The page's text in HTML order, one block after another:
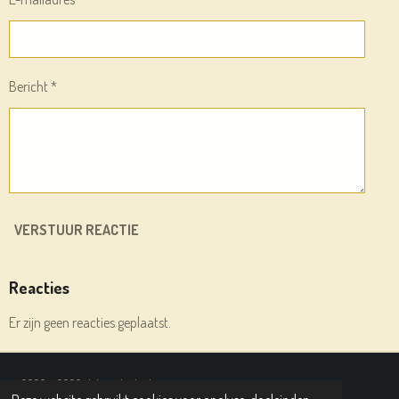
Bericht *
VERSTUUR REACTIE
Reacties
Er zijn geen reacties geplaatst.
© 2020 - 2026 deleesplank.nl